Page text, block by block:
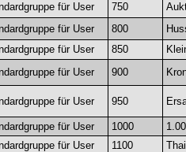
für User
750
für User
800
für User
850
für User
900
für User 950
für User 1000
für User
1100